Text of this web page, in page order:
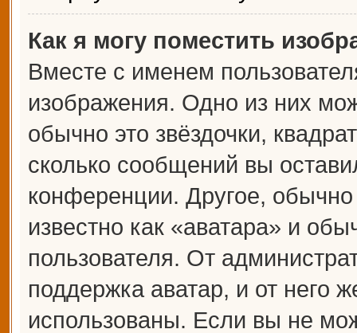
Как я могу поместить
Вместе с именем
изображения. Одно из них
обычно это звёздочки,
сколько сообщений вы
конференции. Другое,
известно как «аватара» и
пользователя. От
поддержка аватар, и от него
использованы. Если вы не